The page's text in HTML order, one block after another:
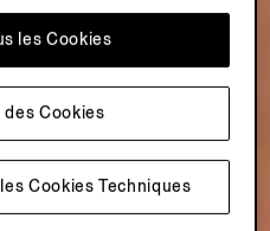
Cookies Techniques
les Cookies
Cookies